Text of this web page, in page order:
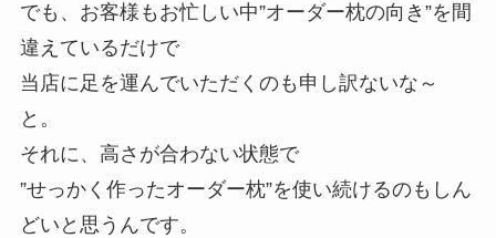
でも、お客様もお忙しい中”オーダー枕の向き”を間
違えているだけで
当店に足を運んでいただくのも申し訳ないな～
と。
それに、高さが合わない状態で
”せっかく作ったオーダー枕”を使い続けるのもしん
どいと思うんです。